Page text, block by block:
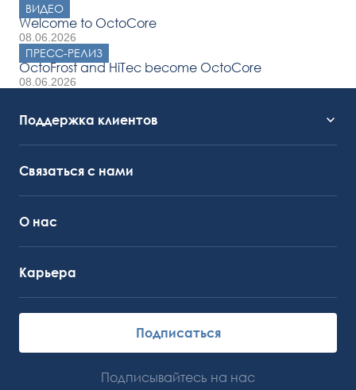
ВИДЕО
Welcome to OctoCore
08.06.2026
ПРЕСС-РЕЛИЗ
OctoFrost and HiTec become OctoCore
08.06.2026
Поддержка клиентов
Связаться с нами
О нас
Карьера
Подписаться
Подписывайтесь на нас